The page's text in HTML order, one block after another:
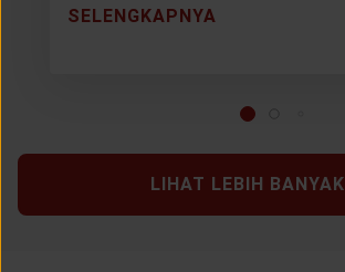
SELENGKAPNYA
LIHAT LEBIH BANYAK